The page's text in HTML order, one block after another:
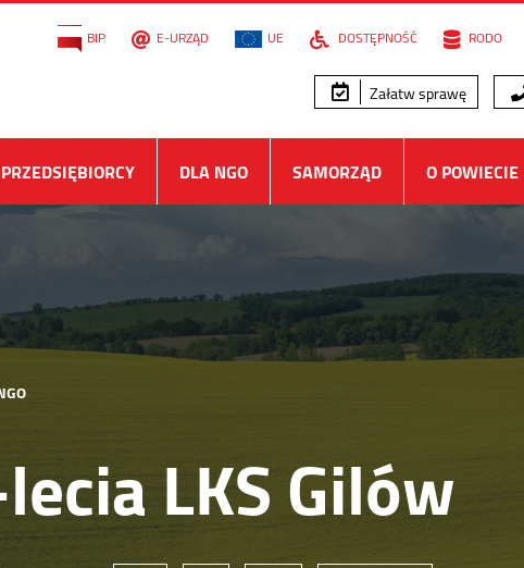
BIP E-URZĄD UE DOSTĘPNOŚĆ RODO
Załatw sprawę
DLA NGO SAMORZĄD O POWIECIE
LKS Gilów